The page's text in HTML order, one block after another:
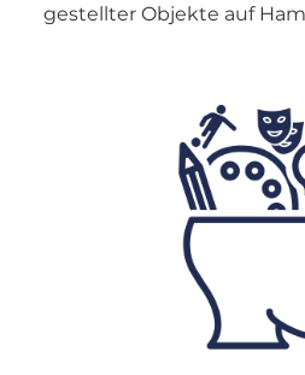
gestellter Objekte auf